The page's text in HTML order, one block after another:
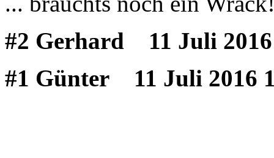
#2 Gerhard
11 Juli
#1 Günter
11 Juli 2016